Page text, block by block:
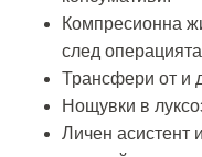
Компресионна
след
Трансфери от и
Нощувки в
Личен асистент